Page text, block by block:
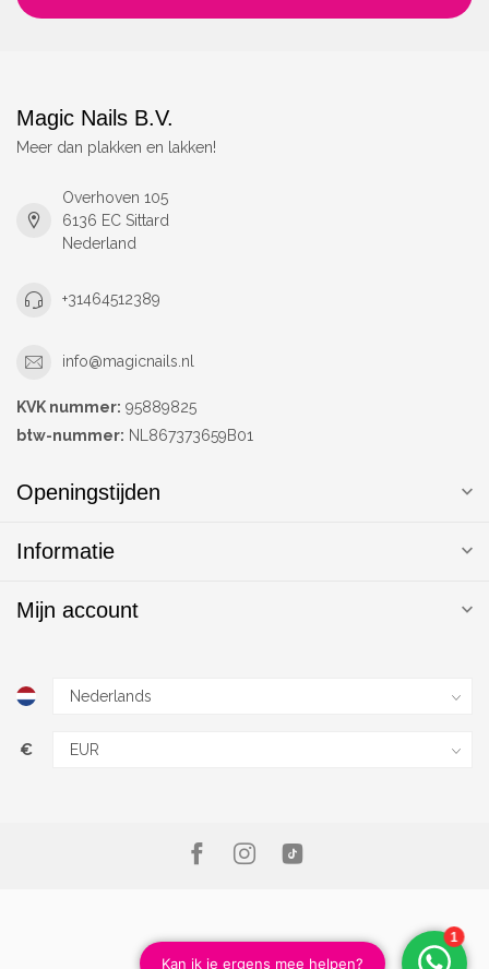
Magic Nails B.V.
Meer dan plakken en lakken!
Overhoven 105
6136 EC Sittard
Nederland
+31464512389
info@magicnails.nl
KVK nummer: 95889825
btw-nummer: NL867373659B01
Openingstijden
Informatie
Mijn account
€